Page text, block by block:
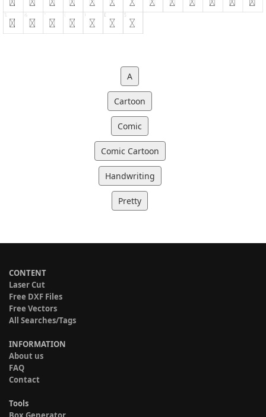
A
Cartoon
Comic
Comic Cartoon
Handwriting
Pretty
CONTENT
Laser Cut
Free DXF Files
Free Vectors
All Searches/Tags
INFORMATION
About us
FAQ
Contact
Tools